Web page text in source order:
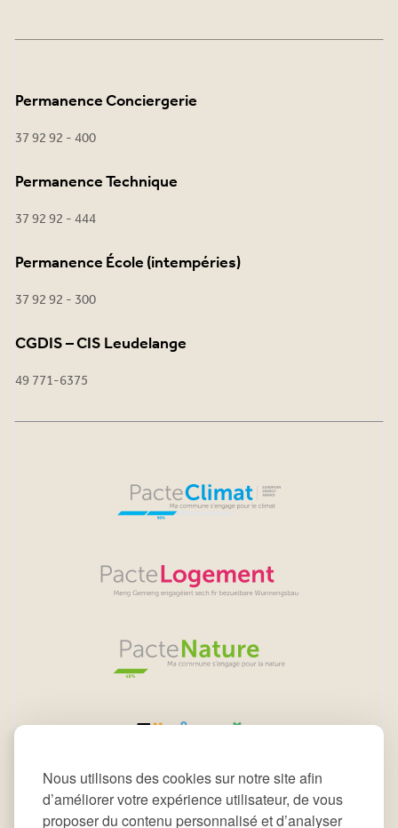
Nous utilisons des cookies sur notre site afin
d’améliorer votre expérience utilisateur, de vous
proposer du contenu personnalisé et d’analyser
Permanence Conciergerie
37 92 92 - 400
Permanence Technique
37 92 92 - 444
Permanence École (intempéries)
37 92 92 - 300
CGDIS – CIS Leudelange
49 771-6375